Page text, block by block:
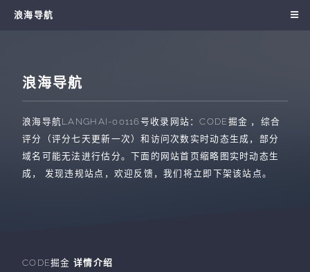
浪海导航
浪海导航
浪海导航LANGHAI-00116号收录网站：CODE掘金 ，综合
评分（评分七天更新一次）和访问次数实时动态生成，部分
域名可能无法进行估分。下面的网站首页缩略图实时动态生
成， 发现违规站点，欢迎反馈，我们将立即下架该站点。
CODE掘金 详情介绍